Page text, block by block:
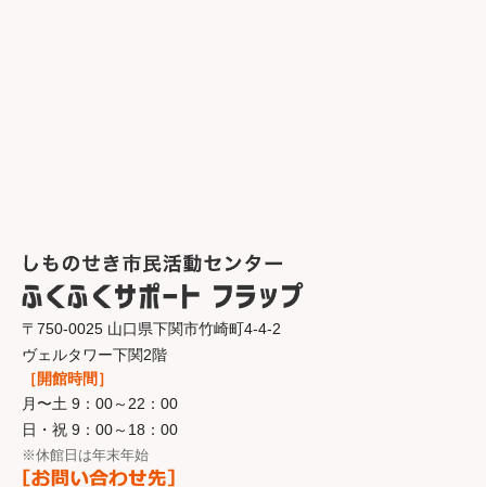
〒750-0025 山口県下関市竹崎町4-4-2
ヴェルタワー下関2階
［開館時間］
月〜土 9：00～22：00
日・祝 9：00～18：00
※休館日は年末年始